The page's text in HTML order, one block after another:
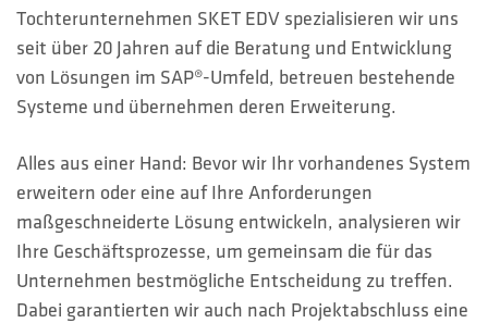
Tochterunternehmen SKET EDV spezialisieren wir uns
seit über 20 Jahren auf die Beratung und Entwicklung
von Lösungen im SAP®-Umfeld, betreuen bestehende
Systeme und übernehmen deren Erweiterung.
Alles aus einer Hand: Bevor wir Ihr vorhandenes System
erweitern oder eine auf Ihre Anforderungen
maßgeschneiderte Lösung entwickeln, analysieren wir
Ihre Geschäftsprozesse, um gemeinsam die für das
Unternehmen bestmögliche Entscheidung zu treffen.
Dabei garantierten wir auch nach Projektabschluss eine